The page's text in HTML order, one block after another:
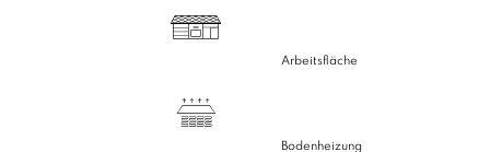
Arbeitsfläche
Bodenheizung